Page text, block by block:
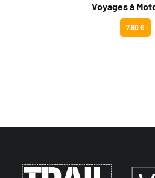
Voyages à
7.90 €